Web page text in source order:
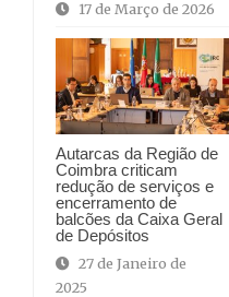
17 de Março de 2026
Autarcas da Região de
Coimbra criticam
redução de serviços e
encerramento de
balcões da Caixa Geral
de Depósitos
27 de Janeiro de
2025